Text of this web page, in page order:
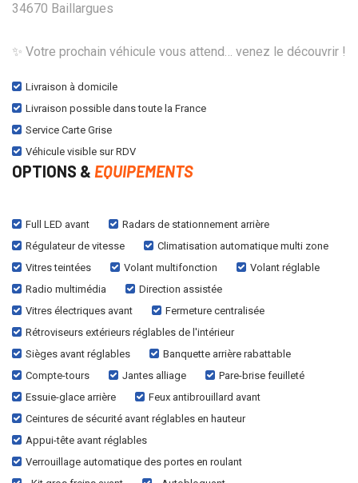
34670 Baillargues
✨ Votre prochain véhicule vous attend… venez le découvrir !
Livraison à domicile
Livraison possible dans toute la France
Service Carte Grise
Véhicule visible sur RDV
OPTIONS & EQUIPEMENTS
Full LED avant
Radars de stationnement arrière
Régulateur de vitesse
Climatisation automatique multi zone
Vitres teintées
Volant multifonction
Volant réglable
Radio multimédia
Direction assistée
Vitres électriques avant
Fermeture centralisée
Rétroviseurs extérieurs réglables de l'intérieur
Sièges avant réglables
Banquette arrière rabattable
Compte-tours
Jantes alliage
Pare-brise feuilleté
Essuie-glace arrière
Feux antibrouillard avant
Ceintures de sécurité avant réglables en hauteur
Appui-tête avant réglables
Verrouillage automatique des portes en roulant